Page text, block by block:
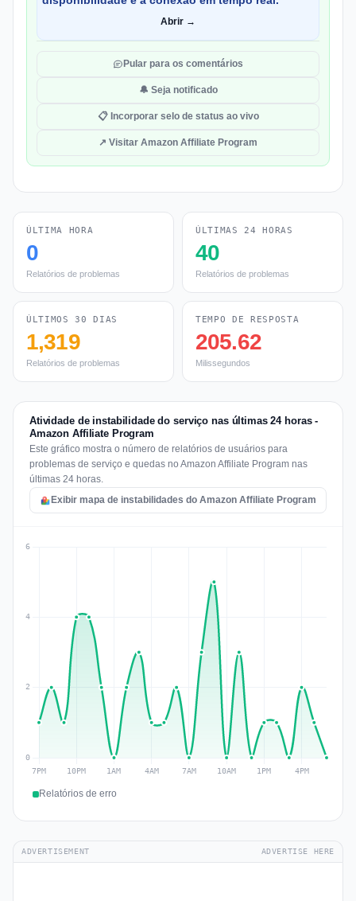
Abrir →
Pular para os comentários
🔔 Seja notificado
📋 Incorporar selo de status ao vivo
↗ Visitar Amazon Affiliate Program
ÚLTIMA HORA
0
Relatórios de problemas
ÚLTIMAS 24 HORAS
40
Relatórios de problemas
ÚLTIMOS 30 DIAS
1,319
Relatórios de problemas
TEMPO DE RESPOSTA
205.62
Milissegundos
Atividade de instabilidade do serviço nas últimas 24 horas -
Amazon Affiliate Program
Este gráfico mostra o número de relatórios de usuários para
problemas de serviço e quedas no Amazon Affiliate Program nas
últimas 24 horas.
Exibir mapa de instabilidades do Amazon Affiliate Program
Relatórios de erro
ADVERTISEMENT ADVERTISE HERE